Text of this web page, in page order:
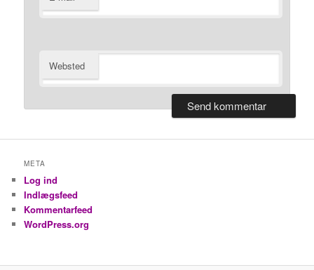
Websted
META
Log ind
Indlægsfeed
Kommentarfeed
WordPress.org